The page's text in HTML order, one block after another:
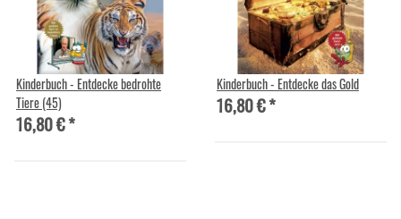
Kinderbuch - Entdecke bedrohte
Tiere (45)
16,80 €*
Kinderbuch - Entdecke das Gold
16,80 €*